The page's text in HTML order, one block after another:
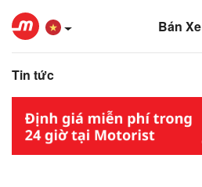
Bán Xe
Tin tức